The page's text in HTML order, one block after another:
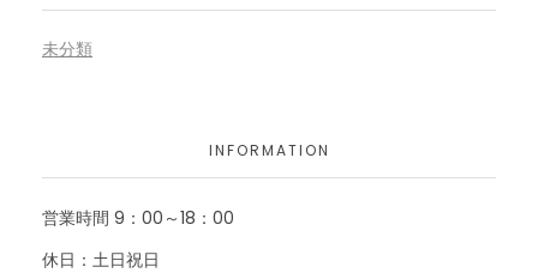
未分類
INFORMATION
営業時間 9：00～18：00
休日：土日祝日